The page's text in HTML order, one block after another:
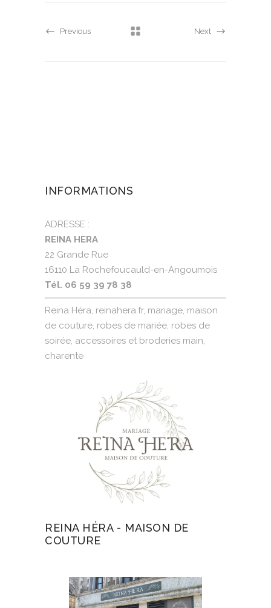
Previous Next
INFORMATIONS
ADRESSE :
REINA HERA
22 Grande Rue
16110 La Rochefoucauld-en-Angoumois
Tél. 06 59 39 78 38
Reina Héra, reinahera.fr, mariage, maison
de couture, robes de mariée, robes de
soirée, accessoires et broderies main,
charente
REINA HÉRA - MAISON DE
COUTURE